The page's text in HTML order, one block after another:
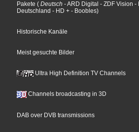
Pakete ( Deutsch - ARD Digital - ZDF Vision -
Deutschland - HD + - Boobles)
Historische Kanäle
Meist gesuchte Bilder
Ultra High Definition TV Channels
Channels broadcasting in 3D
DAB over DVB transmissions